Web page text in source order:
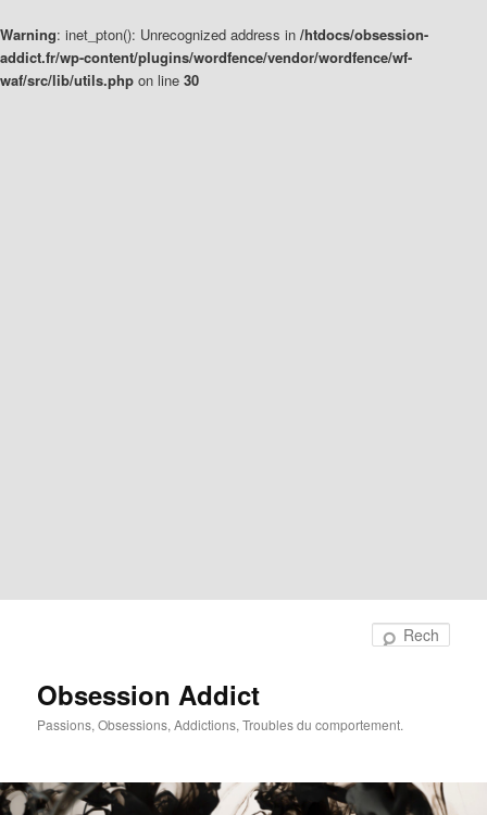
Warning: inet_pton(): Unrecognized address in /htdocs/obsession-
addict.fr/wp-content/plugins/wordfence/vendor/wordfence/wf-
waf/src/lib/utils.php on line 30
Obsession Addict
Passions, Obsessions, Addictions, Troubles du comportement.